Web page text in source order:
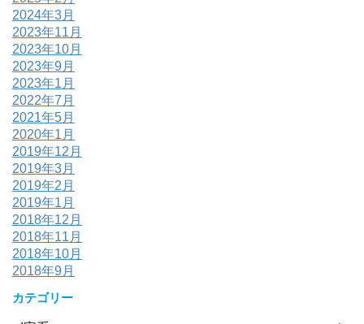
2024年3月
2023年11月
2023年10月
2023年9月
2023年1月
2022年7月
2021年5月
2020年1月
2019年12月
2019年3月
2019年2月
2019年1月
2018年12月
2018年11月
2018年10月
2018年9月
カテゴリー